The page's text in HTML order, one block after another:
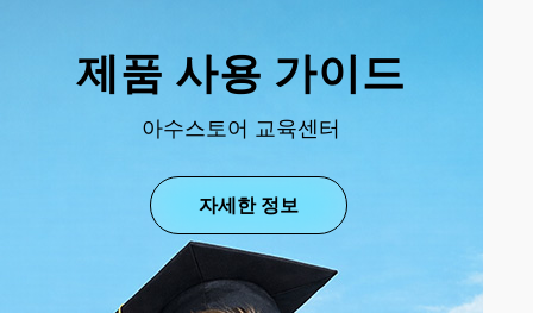
제품 사용 가이드
아수스토어 교육센터
자세한 정보